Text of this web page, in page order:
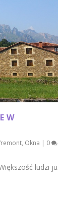
W
, Okna | 0
ludzi